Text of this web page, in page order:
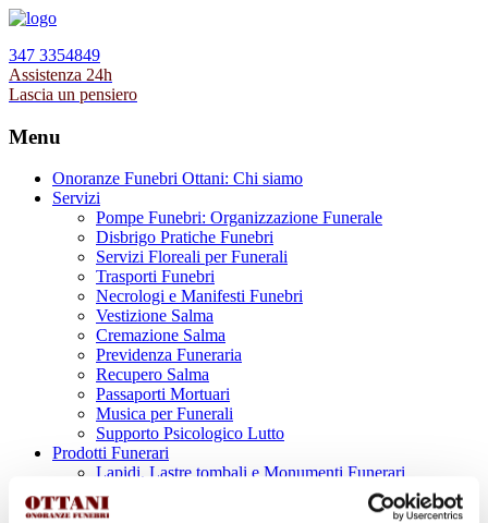
347 3354849
Assistenza 24h
Lascia un pensiero
Menu
Onoranze Funebri Ottani: Chi siamo
Servizi
Pompe Funebri: Organizzazione Funerale
Disbrigo Pratiche Funebri
Servizi Floreali per Funerali
Trasporti Funebri
Necrologi e Manifesti Funebri
Vestizione Salma
Cremazione Salma
Previdenza Funeraria
Recupero Salma
Passaporti Mortuari
Musica per Funerali
Supporto Psicologico Lutto
Prodotti Funerari
Lapidi, Lastre tombali e Monumenti Funerari
Urne Cinerarie
Allestimento Funebre